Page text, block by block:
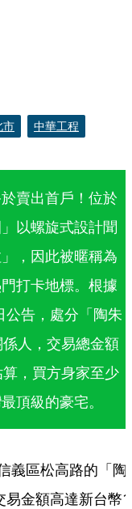
市 中華工程
賣出首戶！位於
以螺旋式設計聞
，因此被暱稱為
打卡地標。根據
公告，處分「陶朱
人，交易總金額
，買方身家至少
頂級的豪宅。
義區松高路的「陶
易金額高達新台幣